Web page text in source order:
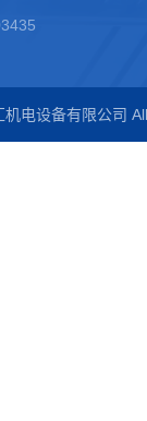
电设备有限公司